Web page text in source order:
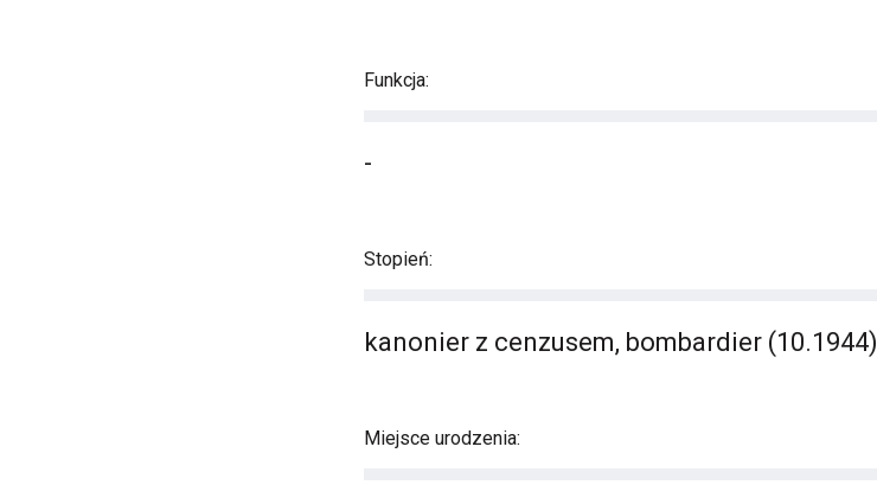
Funkcja:
-
Stopień:
kanonier z cenzusem, bombardier (10.1944)
Miejsce urodzenia: